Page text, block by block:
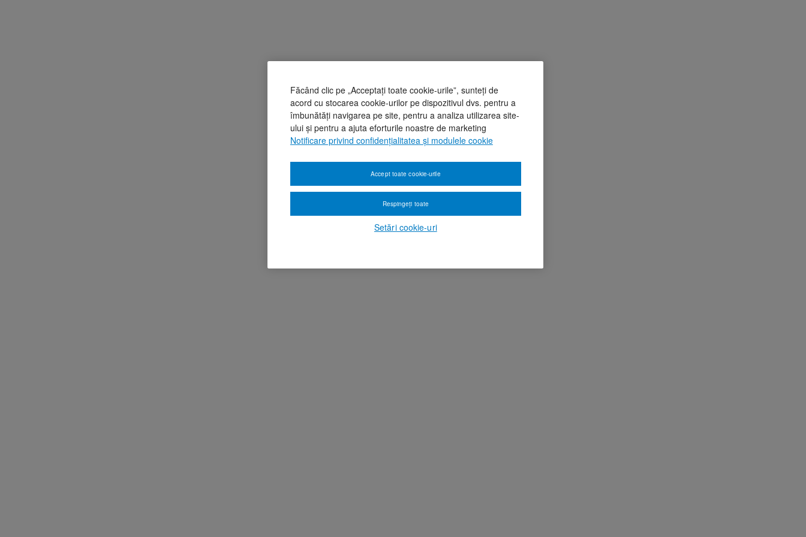
Făcând clic pe „Acceptați toate cookie-urile”, sunteți de
acord cu stocarea cookie-urilor pe dispozitivul dvs. pentru a
îmbunătăți navigarea pe site, pentru a analiza utilizarea site-
ului și pentru a ajuta eforturile noastre de marketing
Notificare privind confidențialitatea și modulele cookie
Setări cookie-uri
Respingeți toate
Accept toate cookie-urile